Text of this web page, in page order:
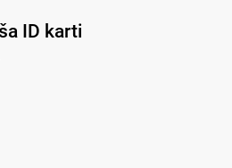
ID karti